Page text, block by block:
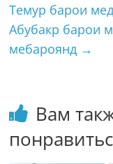
Темур барои
Абубакр барои
мебароянд →
Вам